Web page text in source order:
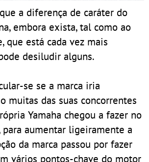
a diferença de caráter do
embora exista, tal como ao
que está cada vez mais
desiludir alguns.
se se a marca iria
muitas das suas concorrentes
Yamaha chegou a fazer no
para aumentar ligeiramente a
da marca passou por fazer
vários pontos-chave do motor